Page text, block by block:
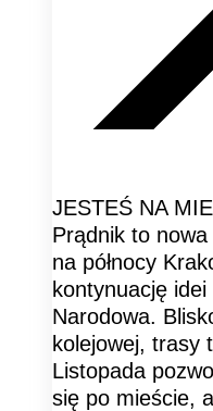
JESTEŚ NA
Prądnik to
na północy
kontynuację
Narodowa.
kolejowej, trasy
Listopada
się po mieście,